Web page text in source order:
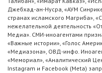
Джебхад-ан-Нусра, «АУМ
странах исламского Магриба»,
нежелательной деятельность
Медиа». СМИ-иноагентами
«Важные истории», «Голос
«Медиазона», ОВД-инфо.
«Мемориал», «Аналитический
Instagram и Facebook (Metа)